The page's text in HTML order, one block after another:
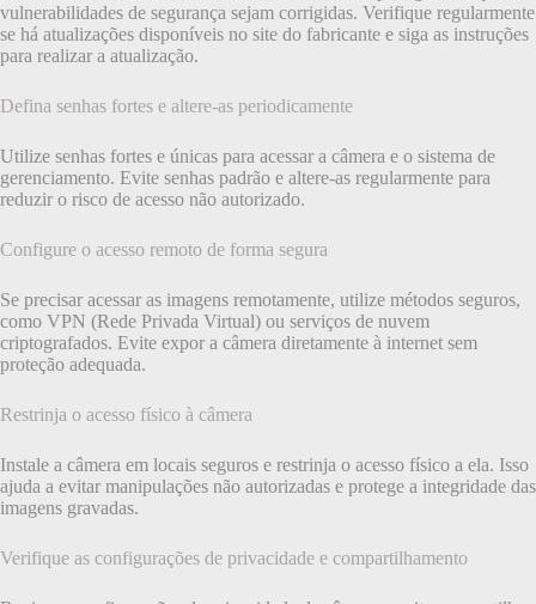
vulnerabilidades de segurança sejam corrigidas. Verifique regularmente
se há atualizações disponíveis no site do fabricante e siga as instruções
para realizar a atualização.
Defina senhas fortes e altere-as periodicamente
Utilize senhas fortes e únicas para acessar a câmera e o sistema de
gerenciamento. Evite senhas padrão e altere-as regularmente para
reduzir o risco de acesso não autorizado.
Configure o acesso remoto de forma segura
Se precisar acessar as imagens remotamente, utilize métodos seguros,
como VPN (Rede Privada Virtual) ou serviços de nuvem
criptografados. Evite expor a câmera diretamente à internet sem
proteção adequada.
Restrinja o acesso físico à câmera
Instale a câmera em locais seguros e restrinja o acesso físico a ela. Isso
ajuda a evitar manipulações não autorizadas e protege a integridade das
imagens gravadas.
Verifique as configurações de privacidade e compartilhamento